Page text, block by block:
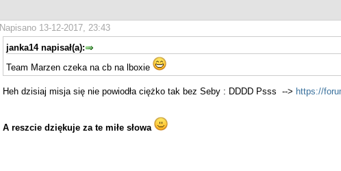
Napisano 13-12-2017, 23:43
janka14 napisał(a):
Team Marzen czeka na cb na lboxie
Heh dzisiaj misja się nie powiodła ciężko tak bez Seby : DDDD Psss --> https://
A reszcie dziękuje za te miłe słowa